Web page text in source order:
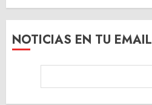
NOTICIAS EN TU EMAIL